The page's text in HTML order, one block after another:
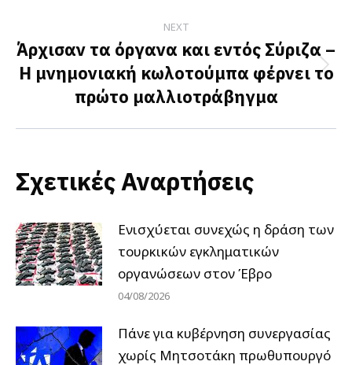
NEXT
Next
post:
Άρχισαν τα όργανα και εντός Σύριζα –
Η μνημονιακή κωλοτούμπα φέρνει το
πρώτο μαλλιοτράβηγμα
Σχετικές Αναρτήσεις
Ενισχύεται συνεχώς η δράση των
τουρκικών εγκληματικών
οργανώσεων στον Έβρο
04/08/2026
Πάνε για κυβέρνηση συνεργασίας
χωρίς Μητσοτάκη πρωθυπουργό